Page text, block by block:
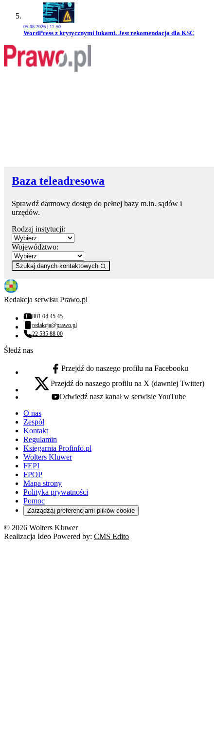
05.08.2026 | 17:50
Przejdź do artykułu:
WordPress z krytycznymi lukami. Jest rekomendacja dla KSC
Baza teleadresowa
Sprawdź darmowy dostęp do pełnej bazy m.in. sądów i
urzędów.
Rodzaj instytucji:
Województwo:
Szukaj danych kontaktowych
Redakcja serwisu Prawo.pl
Numer telefonu:
801 04 45 45
Adres email:
redakcja@prawo.pl
Numer telefonu:
22 535 88 00
Śledź nas
facebook - otwiera się w nowej karcie
Przejdź do naszego profilu na Facebooku
x - otwiera się w nowej karcie
Przejdź do naszego profilu na X (dawniej Twitter)
youtube - otwiera się w nowej karcie
Odwiedź nasz kanał w serwisie YouTube
O nas
Zespół
Kontakt
Regulamin
Księgarnia Profinfo.pl
Wolters Kluwer
FEPI
FPOP
Mapa strony
Polityka prywatności
Pomoc
Zarządzaj preferencjami plików cookie
© 2026 Wolters Kluwer
Realizacja Ideo Powered by: CMS Edito